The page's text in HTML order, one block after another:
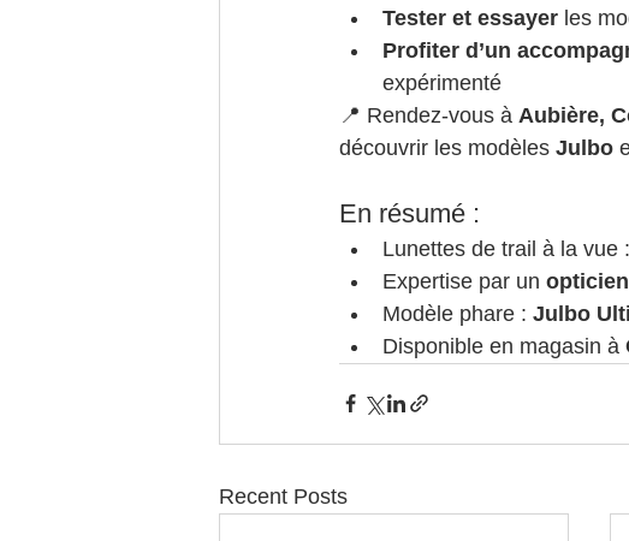
Tester et essayer les
Profiter d’un
expérimenté
📍 Rendez-vous à Aubière,
découvrir les modèles Julbo
En résumé :
Lunettes de trail à la vue
Expertise par un
Modèle phare : Julbo
Disponible en magasin à
Recent Posts